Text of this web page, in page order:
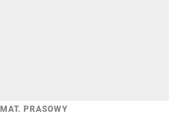
MAT. PRASOWY